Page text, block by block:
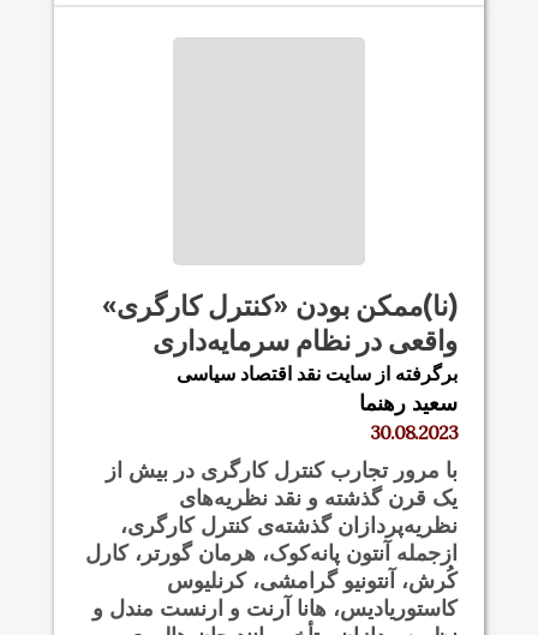
(نا)ممکن بودن «کنترل کارگری»
واقعی در نظام سرمایه‌داری
برگرفته از سایت نقد اقتصاد سیاسی
سعید رهنما
30.08.2023
با مرور تجارب کنترل کارگری در بیش از
یک قرن گذشته و نقد نظریه‌های
نظریه‌پردازان گذشته‌ی کنترل کارگری،
ازجمله آنتون پانه‌کوک، هرمان گورتر، کارل
کُرش، آنتونیو گرامشی، کرنلیوس
کاستوریادیس، هانا آرنت و ارنست مندل و